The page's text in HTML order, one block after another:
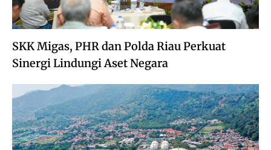
SKK Migas, PHR dan Polda Riau Perkuat
Sinergi Lindungi Aset Negara